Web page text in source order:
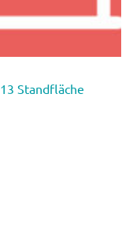
Standfläche